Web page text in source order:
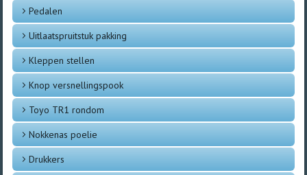
Pedalen
Uitlaatspruitstuk pakking
Kleppen stellen
Knop versnellingspook
Toyo TR1 rondom
Nokkenas poelie
Drukkers